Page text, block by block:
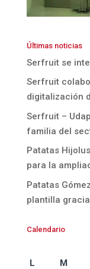
Últimas noticias
Serfruit se
Serfruit
digitalización
Serfruit –
familia del
Patatas
para la
Patatas
plantilla
Calendario
L M